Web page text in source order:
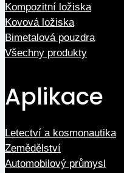
Kompozitní ložiska
Kovová ložiska
Bimetalová pouzdra
Všechny produkty
Aplikace
Letectví a kosmonautika
Zemědělství
Automobilový průmysl